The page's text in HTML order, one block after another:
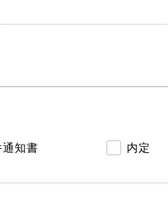
通知書 内定